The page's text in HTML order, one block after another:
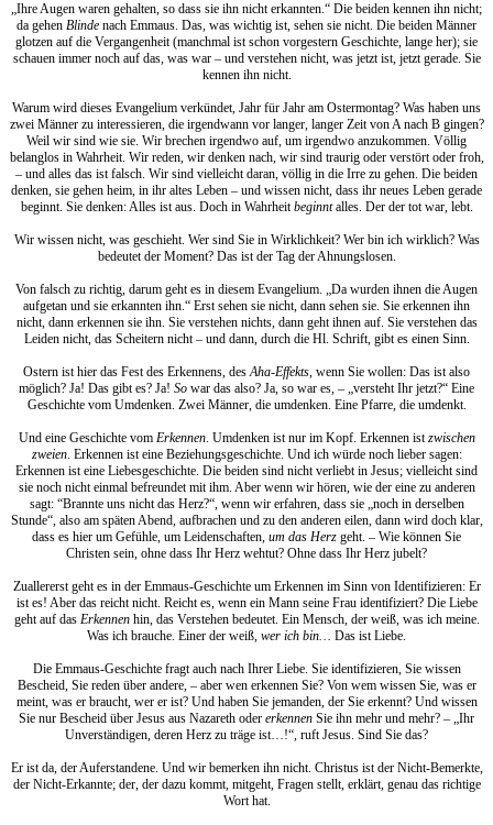
„Ihre Augen waren gehalten, so dass sie ihn nicht erkannten.“ Die beiden kennen ihn nicht;
da gehen Blinde nach Emmaus. Das, was wichtig ist, sehen sie nicht. Die beiden Männer
glotzen auf die Vergangenheit (manchmal ist schon vorgestern Geschichte, lange her); sie
schauen immer noch auf das, was war – und verstehen nicht, was jetzt ist, jetzt gerade. Sie
kennen ihn nicht.
Warum wird dieses Evangelium verkündet, Jahr für Jahr am Ostermontag? Was haben uns
zwei Männer zu interessieren, die irgendwann vor langer, langer Zeit von A nach B gingen?
Weil wir sind wie sie. Wir brechen irgendwo auf, um irgendwo anzukommen. Völlig
belanglos in Wahrheit. Wir reden, wir denken nach, wir sind traurig oder verstört oder froh,
– und alles das ist falsch. Wir sind vielleicht daran, völlig in die Irre zu gehen. Die beiden
denken, sie gehen heim, in ihr altes Leben – und wissen nicht, dass ihr neues Leben gerade
beginnt. Sie denken: Alles ist aus. Doch in Wahrheitbeginntalles. Der der tot war, lebt.
Wir wissen nicht, was geschieht. Wer sind Sie in Wirklichkeit? Wer bin ich wirklich? Was
bedeutet der Moment? Das ist der Tag der Ahnungslosen.
Von falsch zu richtig, darum geht es in diesem Evangelium. „Da wurden ihnen die Augen
aufgetan und sie erkannten ihn.“ Erst sehen sie nicht, dann sehen sie. Sie erkennen ihn
nicht, dann erkennen sie ihn. Sie verstehen nichts, dann geht ihnen auf. Sie verstehen das
Leiden nicht, das Scheitern nicht – und dann, durch die Hl. Schrift, gibt es einen Sinn.
Ostern ist hier das Fest des Erkennens, desAha-Effekts, wenn Sie wollen: Das ist also
möglich? Ja! Das gibt es? Ja! So war das also? Ja, so war es, – „versteht Ihr jetzt?“ Eine
Geschichte vom Umdenken. Zwei Männer, die umdenken. Eine Pfarre, die umdenkt.
Und eine Geschichte vom Erkennen. Umdenken ist nur im Kopf. Erkennen istzwischen
zweien. Erkennen ist eine Beziehungsgeschichte. Und ich würde noch lieber sagen:
Erkennen ist eine Liebesgeschichte. Die beiden sind nicht verliebt in Jesus; vielleicht sind
sie noch nicht einmal befreundet mit ihm. Aber wenn wir hören, wie der eine zu anderen
sagt: “Brannte uns nicht das Herz?“, wenn wir erfahren, dass sie „noch in derselben
Stunde“, also am späten Abend, aufbrachen und zu den anderen eilen, dann wird doch klar,
dass es hier um Gefühle, um Leidenschaften, um das Herz geht. – Wie können Sie
Christen sein, ohne dass Ihr Herz wehtut? Ohne dass Ihr Herz jubelt?
Zuallererst geht es in der Emmaus-Geschichte um Erkennen im Sinn von Identifizieren: Er
ist es! Aber das reicht nicht. Reicht es, wenn ein Mann seine Frau identifiziert? Die Liebe
geht auf das Erkennenhin, das Verstehen bedeutet. Ein Mensch, der weiß, was ich meine.
Was ich brauche. Einer der weiß, wer ich bin… Das ist Liebe.
Die Emmaus-Geschichte fragt auch nach Ihrer Liebe. Sie identifizieren, Sie wissen
Bescheid, Sie reden über andere, – aber wen erkennen Sie? Von wem wissen Sie, was er
meint, was er braucht, wer er ist? Und haben Sie jemanden, der Sie erkennt? Und wissen
Sie nur Bescheid über Jesus aus Nazareth oder erkennen Sie ihn mehr und mehr? – „Ihr
Unverständigen, deren Herz zu träge ist…!“, ruft Jesus. Sind Sie das?
Er ist da, der Auferstandene. Und wir bemerken ihn nicht. Christus ist der Nicht-Bemerkte,
der Nicht-Erkannte; der, der dazu kommt, mitgeht, Fragen stellt, erklärt, genau das richtige
Wort hat.